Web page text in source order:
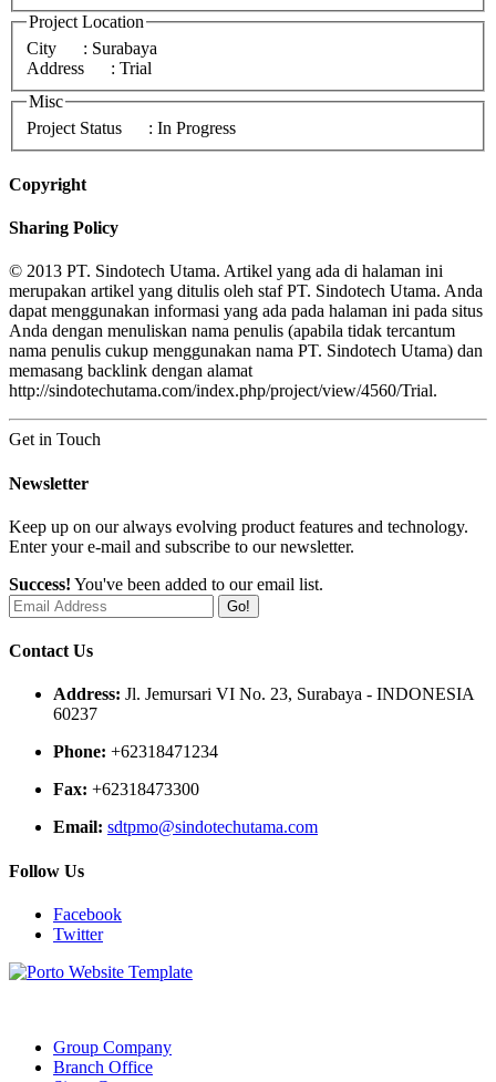
Project Location
City
: Surabaya
Address
: Trial
Misc
Project Status
: In Progress
Copyright
Sharing Policy
© 2013 PT. Sindotech Utama. Artikel yang ada di halaman ini
merupakan artikel yang ditulis oleh staf PT. Sindotech Utama. Anda
dapat menggunakan informasi yang ada pada halaman ini pada situs
Anda dengan menuliskan nama penulis (apabila tidak tercantum
nama penulis cukup menggunakan nama PT. Sindotech Utama) dan
memasang backlink dengan alamat
http://sindotechutama.com/index.php/project/view/4560/Trial.
Get in Touch
Newsletter
Keep up on our always evolving product features and technology.
Enter your e-mail and subscribe to our newsletter.
Success! You've been added to our email list.
Go!
Contact Us
Address: Jl. Jemursari VI No. 23, Surabaya - INDONESIA
60237
Phone: +62318471234
Fax: +62318473300
Email: sdtpmo@sindotechutama.com
Follow Us
Facebook
Twitter
Group Company
Branch Office